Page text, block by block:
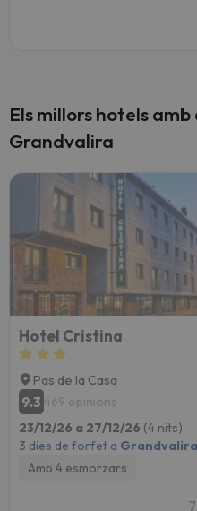
Els millors hotels
Grandvalira
Hotel Cristina
Pas de la Casa
9.3 469 opinions
23/12/26 a 27/12/26 (4 nits)
3 dies de forfet a Grandvalira
Amb 4 esmorzars